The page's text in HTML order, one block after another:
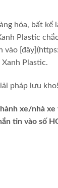
hóa, bất kể
Plastic
Plastic.
pháp lưu kho!
xe/nhà xe
tin vào số